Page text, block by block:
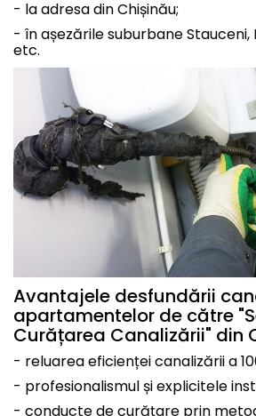
- la adresa din Chișinău;
- în așezările suburbane Stauceni,
etc.
Avantajele desfundării
apartamentelor de către
Curățarea Canalizării" din
- reluarea eficienței canalizării a
- profesionalismul și explicitele
- conducte de curățare prin